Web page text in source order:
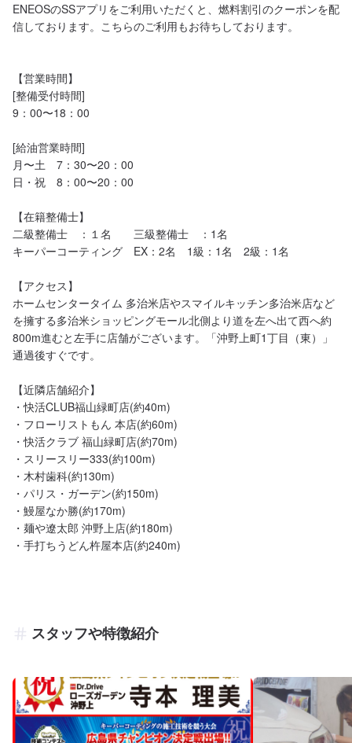
ENEOSのSSアプリをご利用いただくと、燃料割引のクーポンを配
信しております。こちらのご利用もお待ちしております。
【営業時間】
[整備受付時間]
9：00〜18：00
[給油営業時間]
月〜土　7：30〜20：00
日・祝　8：00〜20：00
【在籍整備士】
二級整備士　：１名　　三級整備士　：1名
キーパーコーティング　EX：2名　1級：1名　2級：1名
【アクセス】
ホームセンタータイム 多治米店やスマイルキッチン多治米店など
を擁する多治米ショッピングモール北側より道を左へ出て西へ約
800m進むと左手に店舗がございます。「沖野上町1丁目（東）」
通過後すぐです。
【近隣店舗紹介】
・快活CLUB福山緑町店(約40m)
・フローリストもん 本店(約60m)
・快活クラブ 福山緑町店(約70m)
・スリースリー333(約100m)
・木村歯科(約130m)
・パリス・ガーデン(約150m)
・鰻屋なか勝(約170m)
・麺や遼太郎 沖野上店(約180m)
・手打ちうどん杵屋本店(約240m)
スタッフや特徴紹介